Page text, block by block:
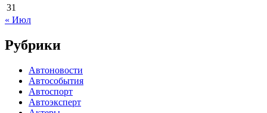
31
« Июл
Рубрики
Автоновости
Автособытия
Автоспорт
Автоэксперт